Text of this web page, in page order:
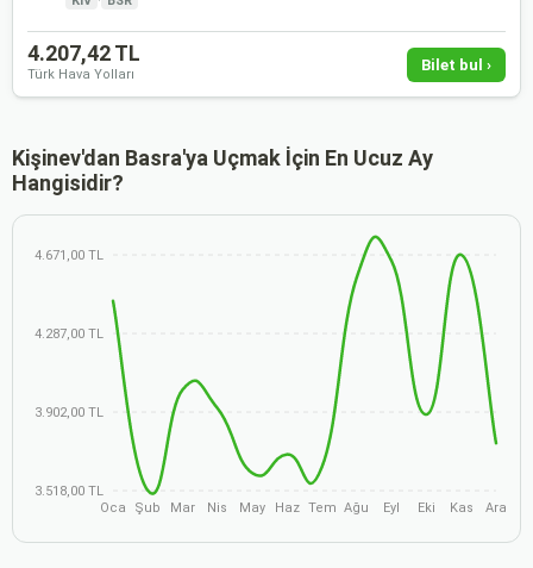
4.207,42 TL
Türk Hava Yolları
Bilet bul ›
Kişinev'dan Basra'ya Uçmak İçin En Ucuz Ay
Hangisidir?
4.671,00 TL
4.287,00 TL
3.902,00 TL
3.518,00 TL
Oca
Şub Mar Nis May Haz Tem Ağu Eyl Eki Kas Ara